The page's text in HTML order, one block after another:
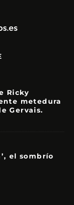
Ricky
metedura
Gervais.
el sombrío